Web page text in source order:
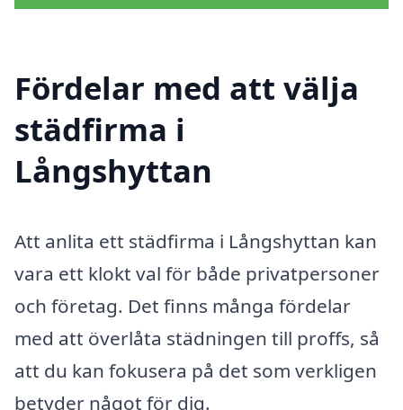
Fördelar med att välja
städfirma i
Långshyttan
Att anlita ett städfirma i Långshyttan kan
vara ett klokt val för både privatpersoner
och företag. Det finns många fördelar
med att överlåta städningen till proffs, så
att du kan fokusera på det som verkligen
betyder något för dig.